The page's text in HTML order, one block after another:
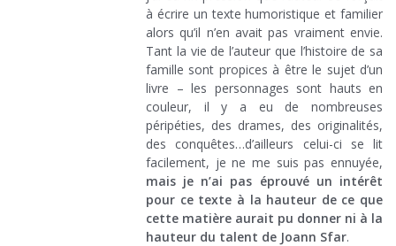
à écrire un texte humoristique et familier
alors qu’il n’en avait pas vraiment envie.
Tant la vie de l’auteur que l’histoire de sa
famille sont propices à être le sujet d’un
livre – les personnages sont hauts en
couleur, il y a eu de nombreuses
péripéties, des drames, des originalités,
des conquêtes…d’ailleurs celui-ci se lit
facilement, je ne me suis pas ennuyée,
mais je n’ai pas éprouvé un intérêt
pour ce texte à la hauteur de ce que
cette matière aurait pu donner ni à la
hauteur du talent de Joann Sfar.